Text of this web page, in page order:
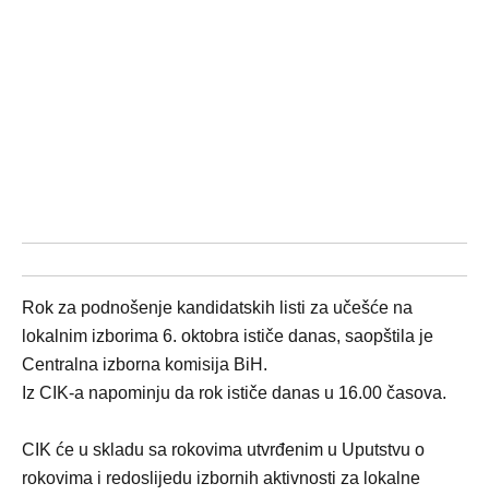
Rok za podnošenje kandidatskih listi za učešće na
lokalnim izborima 6. oktobra ističe danas, saopštila je
Centralna izborna komisija BiH.
Iz CIK-a napominju da rok ističe danas u 16.00 časova.
CIK će u skladu sa rokovima utvrđenim u Uputstvu o
rokovima i redoslijedu izbornih aktivnosti za lokalne